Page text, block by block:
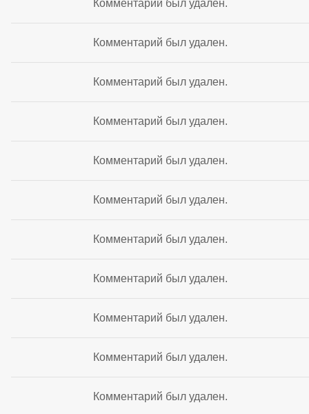
Комментарий был удален.
Комментарий был удален.
Комментарий был удален.
Комментарий был удален.
Комментарий был удален.
Комментарий был удален.
Комментарий был удален.
Комментарий был удален.
Комментарий был удален.
Комментарий был удален.
Комментарий был удален.